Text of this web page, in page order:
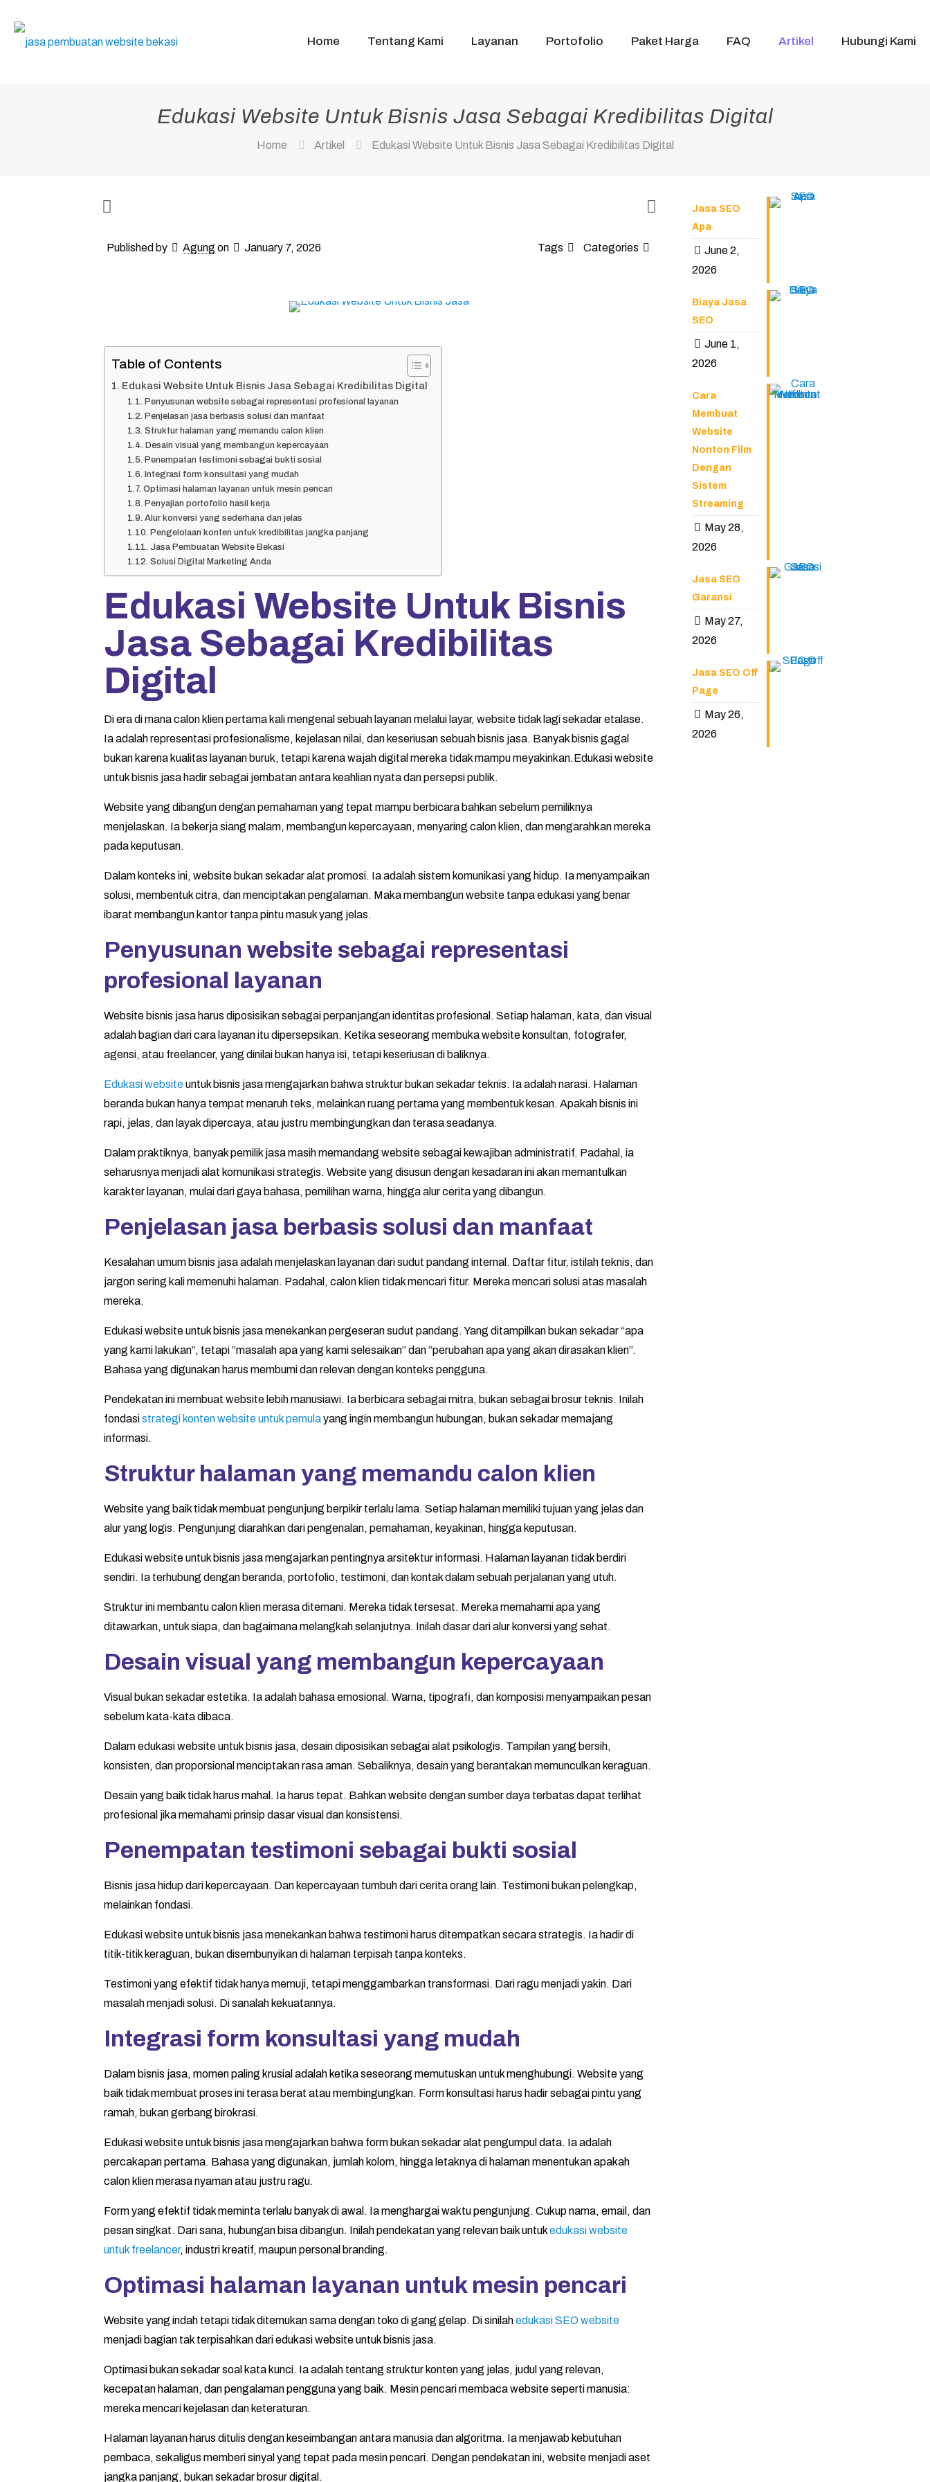
Home Tentang Kami Layanan Portofolio Paket Harga FAQ Artikel Hubungi Kami
Edukasi Website Untuk Bisnis Jasa Sebagai Kredibilitas Digital
Home Artikel Edukasi Website Untuk Bisnis Jasa Sebagai Kredibilitas Digital
Published by Agung on January 7, 2026 Categories
Tags
Table of Contents
Edukasi Website Untuk Bisnis Jasa Sebagai Kredibilitas Digital
Penyusunan website sebagai representasi profesional layanan
Penjelasan jasa berbasis solusi dan manfaat
Struktur halaman yang memandu calon klien
Desain visual yang membangun kepercayaan
Penempatan testimoni sebagai bukti sosial
Integrasi form konsultasi yang mudah
Optimasi halaman layanan untuk mesin pencari
Penyajian portofolio hasil kerja
Alur konversi yang sederhana dan jelas
Pengelolaan konten untuk kredibilitas jangka panjang
Jasa Pembuatan Website Bekasi
Solusi Digital Marketing Anda
Edukasi Website Untuk Bisnis
Jasa Sebagai Kredibilitas
Digital
Di era di mana calon klien pertama kali mengenal sebuah layanan melalui layar, website tidak lagi sekadar etalase.
Ia adalah representasi profesionalisme, kejelasan nilai, dan keseriusan sebuah bisnis jasa. Banyak bisnis gagal
bukan karena kualitas layanan buruk, tetapi karena wajah digital mereka tidak mampu meyakinkan.Edukasi website
untuk bisnis jasa hadir sebagai jembatan antara keahlian nyata dan persepsi publik.
Website yang dibangun dengan pemahaman yang tepat mampu berbicara bahkan sebelum pemiliknya
menjelaskan. Ia bekerja siang malam, membangun kepercayaan, menyaring calon klien, dan mengarahkan mereka
pada keputusan.
Dalam konteks ini, website bukan sekadar alat promosi. Ia adalah sistem komunikasi yang hidup. Ia menyampaikan
solusi, membentuk citra, dan menciptakan pengalaman. Maka membangun website tanpa edukasi yang benar
ibarat membangun kantor tanpa pintu masuk yang jelas.
Penyusunan website sebagai representasi
profesional layanan
Website bisnis jasa harus diposisikan sebagai perpanjangan identitas profesional. Setiap halaman, kata, dan visual
adalah bagian dari cara layanan itu dipersepsikan. Ketika seseorang membuka website konsultan, fotografer,
agensi, atau freelancer, yang dinilai bukan hanya isi, tetapi keseriusan di baliknya.
Edukasi websiteuntuk bisnis jasa mengajarkan bahwa struktur bukan sekadar teknis. Ia adalah narasi. Halaman
beranda bukan hanya tempat menaruh teks, melainkan ruang pertama yang membentuk kesan. Apakah bisnis ini
rapi, jelas, dan layak dipercaya, atau justru membingungkan dan terasa seadanya.
Dalam praktiknya, banyak pemilik jasa masih memandang website sebagai kewajiban administratif. Padahal, ia
seharusnya menjadi alat komunikasi strategis. Website yang disusun dengan kesadaran ini akan memantulkan
karakter layanan, mulai dari gaya bahasa, pemilihan warna, hingga alur cerita yang dibangun.
Penjelasan jasa berbasis solusi dan manfaat
Kesalahan umum bisnis jasa adalah menjelaskan layanan dari sudut pandang internal. Daftar fitur, istilah teknis, dan
jargon sering kali memenuhi halaman. Padahal, calon klien tidak mencari fitur. Mereka mencari solusi atas masalah
mereka.
Edukasi website untuk bisnis jasa menekankan pergeseran sudut pandang. Yang ditampilkan bukan sekadar “apa
yang kami lakukan”, tetapi “masalah apa yang kami selesaikan” dan “perubahan apa yang akan dirasakan klien”.
Bahasa yang digunakan harus membumi dan relevan dengan konteks pengguna.
Pendekatan ini membuat website lebih manusiawi. Ia berbicara sebagai mitra, bukan sebagai brosur teknis. Inilah
fondasistrategi konten website untuk pemulayang ingin membangun hubungan, bukan sekadar memajang
informasi.
Struktur halaman yang memandu calon klien
Website yang baik tidak membuat pengunjung berpikir terlalu lama. Setiap halaman memiliki tujuan yang jelas dan
alur yang logis. Pengunjung diarahkan dari pengenalan, pemahaman, keyakinan, hingga keputusan.
Edukasi website untuk bisnis jasa mengajarkan pentingnya arsitektur informasi. Halaman layanan tidak berdiri
sendiri. Ia terhubung dengan beranda, portofolio, testimoni, dan kontak dalam sebuah perjalanan yang utuh.
Struktur ini membantu calon klien merasa ditemani. Mereka tidak tersesat. Mereka memahami apa yang
ditawarkan, untuk siapa, dan bagaimana melangkah selanjutnya. Inilah dasar dari alur konversi yang sehat.
Desain visual yang membangun kepercayaan
Visual bukan sekadar estetika. Ia adalah bahasa emosional. Warna, tipografi, dan komposisi menyampaikan pesan
sebelum kata-kata dibaca.
Dalam edukasi website untuk bisnis jasa, desain diposisikan sebagai alat psikologis. Tampilan yang bersih,
konsisten, dan proporsional menciptakan rasa aman. Sebaliknya, desain yang berantakan memunculkan keraguan.
Desain yang baik tidak harus mahal. Ia harus tepat. Bahkan website dengan sumber daya terbatas dapat terlihat
profesional jika memahami prinsip dasar visual dan konsistensi.
Penempatan testimoni sebagai bukti sosial
Bisnis jasa hidup dari kepercayaan. Dan kepercayaan tumbuh dari cerita orang lain. Testimoni bukan pelengkap,
melainkan fondasi.
Edukasi website untuk bisnis jasa menekankan bahwa testimoni harus ditempatkan secara strategis. Ia hadir di
titik-titik keraguan, bukan disembunyikan di halaman terpisah tanpa konteks.
Testimoni yang efektif tidak hanya memuji, tetapi menggambarkan transformasi. Dari ragu menjadi yakin. Dari
masalah menjadi solusi. Di sanalah kekuatannya.
Integrasi form konsultasi yang mudah
Dalam bisnis jasa, momen paling krusial adalah ketika seseorang memutuskan untuk menghubungi. Website yang
baik tidak membuat proses ini terasa berat atau membingungkan. Form konsultasi harus hadir sebagai pintu yang
ramah, bukan gerbang birokrasi.
Edukasi website untuk bisnis jasa mengajarkan bahwa form bukan sekadar alat pengumpul data. Ia adalah
percakapan pertama. Bahasa yang digunakan, jumlah kolom, hingga letaknya di halaman menentukan apakah
calon klien merasa nyaman atau justru ragu.
Form yang efektif tidak meminta terlalu banyak di awal. Ia menghargai waktu pengunjung. Cukup nama, email, dan
pesan singkat. Dari sana, hubungan bisa dibangun. Inilah pendekatan yang relevan baik untukedukasi website
untuk freelancer, industri kreatif, maupun personal branding.
Optimasi halaman layanan untuk mesin pencari
Website yang indah tetapi tidak ditemukan sama dengan toko di gang gelap. Di sinilahedukasi SEO website
menjadi bagian tak terpisahkan dari edukasi website untuk bisnis jasa.
Optimasi bukan sekadar soal kata kunci. Ia adalah tentang struktur konten yang jelas, judul yang relevan,
kecepatan halaman, dan pengalaman pengguna yang baik. Mesin pencari membaca website seperti manusia:
mereka mencari kejelasan dan keteraturan.
Halaman layanan harus ditulis dengan keseimbangan antara manusia dan algoritma. Ia menjawab kebutuhan
pembaca, sekaligus memberi sinyal yang tepat pada mesin pencari. Dengan pendekatan ini, website menjadi aset
jangka panjang, bukan sekadar brosur digital.
Jasa SEO
Apa
June 2,
2026
Biaya Jasa
SEO
June 1,
2026
Cara
Membuat
Website
Nonton Film
Dengan
Sistem
Streaming
May 28,
2026
Jasa SEO
Garansi
May 27,
2026
Jasa SEO Off
Page
May 26,
2026